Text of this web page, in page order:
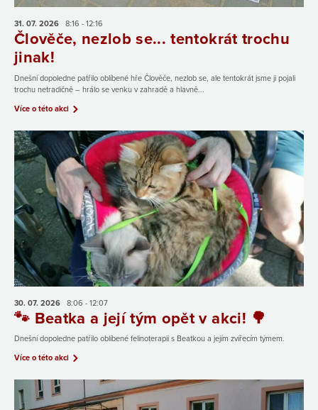
31. 07. 2026 8:16 - 12:16
Člověče, nezlob se... tentokrát trochu
jinak!
Dnešní dopoledne patřilo oblíbené hře Člověče, nezlob se, ale tentokrát jsme ji pojali
trochu netradičně – hrálo se venku v zahradě a hlavně...
Více o této akci
30. 07. 2026 8:06 - 12:07
🐾 Beatka a její tým opět v akci! 🌳
Dnešní dopoledne patřilo oblíbené felinoterapii s Beatkou a jejím zvířecím týmem.
Více o této akci